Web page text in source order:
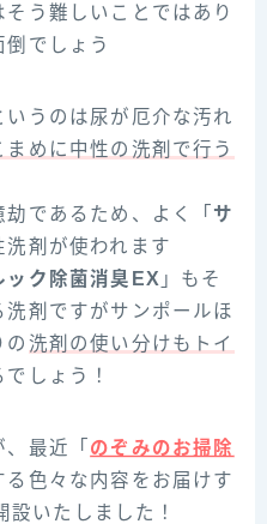
う難しいことではあり
でしょう
うのは尿が厄介な汚れ
まめに中性の洗剤で行う
であるため、よく「 サ
洗剤が使われます
ック除菌消臭EX 」もそ
剤ですがサンポールほ
の 洗剤の使い分けもトイ
でしょう！
最近「 のぞみのお掃除
る色々な内容をお届けす
いたしました！